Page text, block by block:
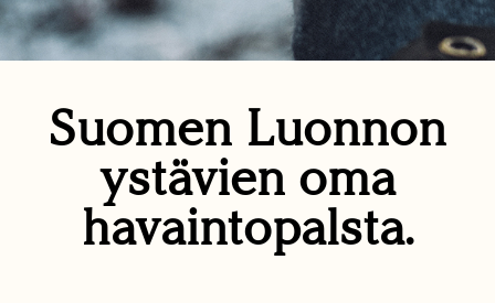
Suomen Luonnon
ystävien oma
havaintopalsta.